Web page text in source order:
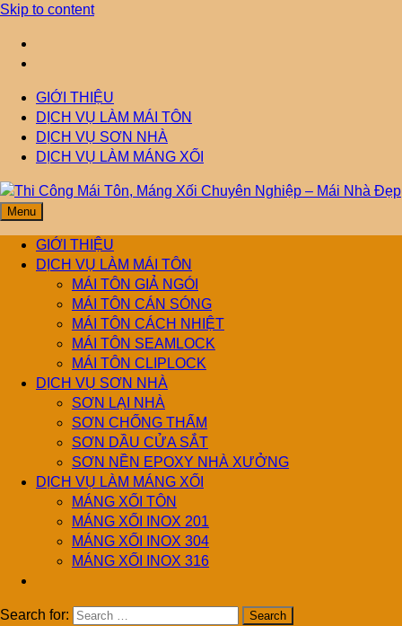
Skip to content
GIỚI THIỆU
DỊCH VỤ LÀM MÁI TÔN
DỊCH VỤ SƠN NHÀ
DỊCH VỤ LÀM MÁNG XỐI
Thi Công Mái Tôn,
Máng Xối Chuyên
Nghiệp – Mái Nhà
Đẹp
Mái Nhà Đẹp chuyên làm mái tôn, máng xối chống thấm, thoát
nước hiệu quả. Đội ngũ lành nghề – bảo hành dài hạn – tư vấn
miễn phí.
Menu
GIỚI THIỆU
DỊCH VỤ LÀM MÁI TÔN
MÁI TÔN GIẢ NGÓI
MÁI TÔN CÁN SÓNG
MÁI TÔN CÁCH NHIỆT
MÁI TÔN SEAMLOCK
MÁI TÔN CLIPLOCK
DỊCH VỤ SƠN NHÀ
SƠN LẠI NHÀ
SƠN CHỐNG THẤM
SƠN DẦU CỬA SẮT
SƠN NỀN EPOXY NHÀ XƯỞNG
DỊCH VỤ LÀM MÁNG XỐI
MÁNG XỐI TÔN
MÁNG XỐI INOX 201
MÁNG XỐI INOX 304
MÁNG XỐI INOX 316
Search for: